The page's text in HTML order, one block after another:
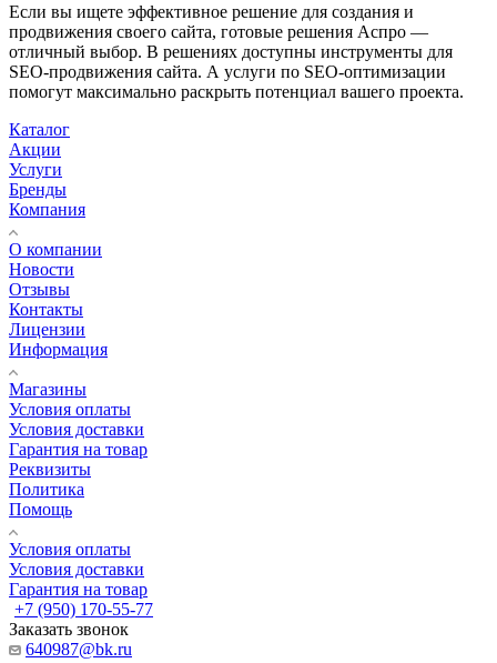
Если вы ищете эффективное решение для создания и
продвижения своего сайта, готовые решения Аспро —
отличный выбор. В решениях доступны инструменты для
SEO-продвижения сайта. А услуги по SEO-оптимизации
помогут максимально раскрыть потенциал вашего проекта.
Каталог
Акции
Услуги
Бренды
Компания
О компании
Новости
Отзывы
Контакты
Лицензии
Информация
Магазины
Условия оплаты
Условия доставки
Гарантия на товар
Реквизиты
Политика
Помощь
Условия оплаты
Условия доставки
Гарантия на товар
+7 (950) 170-55-77
Заказать звонок
640987@bk.ru